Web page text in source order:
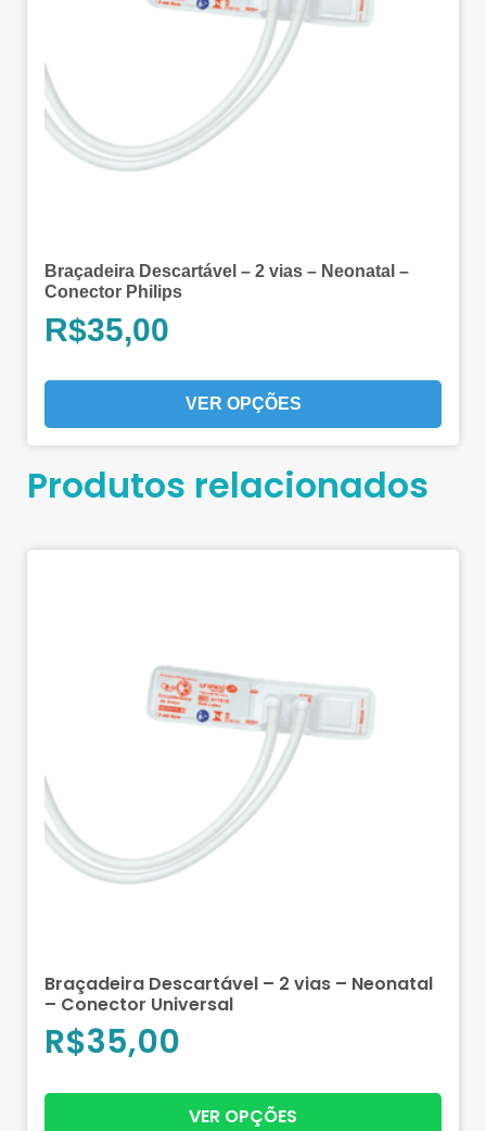
Braçadeira Descartável – 2 vias – Neonatal –
Conector Philips
R$35,00
VER OPÇÕES
Produtos relacionados
Braçadeira Descartável – 2 vias – Neonatal
– Conector Universal
R$35,00
VER OPÇÕES